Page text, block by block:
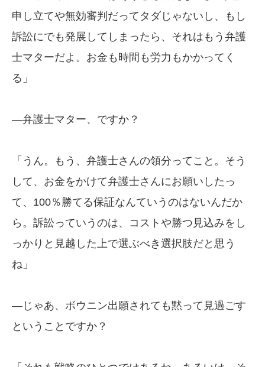
申し立てや無効審判だってタダじゃないし、もし
訴訟にでも発展してしまったら、それはもう弁護
士マターだよ。お金も時間も労力もかかってく
る」
—弁護士マター、ですか？
「うん。もう、弁護士さんの領分ってこと。そう
して、お金をかけて弁護士さんにお願いしたっ
て、100％勝てる保証なんていうのはないんだか
ら。訴訟っていうのは、コストや勝つ見込みをし
っかりと見越した上で選ぶべき選択肢だと思う
ね」
—じゃあ、ボウニン出願されても黙って見過ごす
ということですか？